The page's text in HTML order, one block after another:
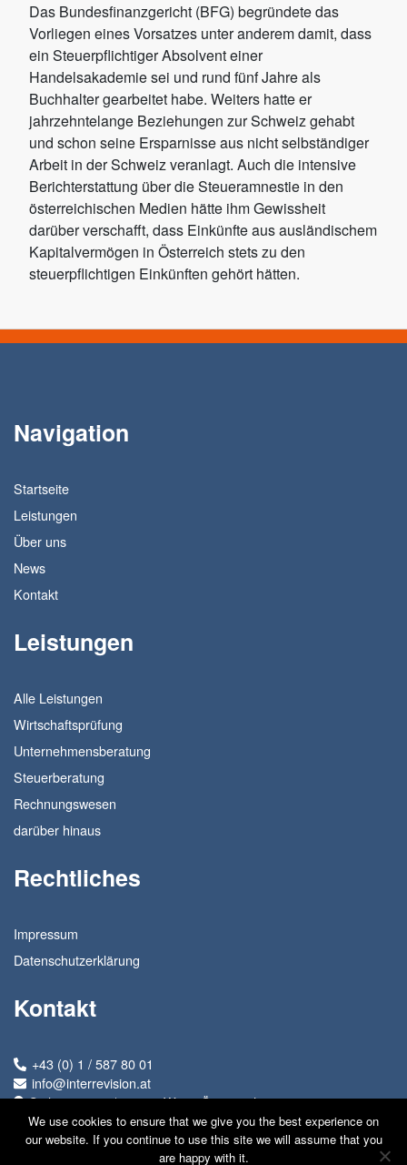
Das Bundesfinanzgericht (BFG) begründete das
Vorliegen eines Vorsatzes unter anderem damit, dass
ein Steuerpflichtiger Absolvent einer
Handelsakademie sei und rund fünf Jahre als
Buchhalter gearbeitet habe. Weiters hatte er
jahrzehntelange Beziehungen zur Schweiz gehabt
und schon seine Ersparnisse aus nicht selbständiger
Arbeit in der Schweiz veranlagt. Auch die intensive
Berichterstattung über die Steueramnestie in den
österreichischen Medien hätte ihm Gewissheit
darüber verschafft, dass Einkünfte aus ausländischem
Kapitalvermögen in Österreich stets zu den
steuerpflichtigen Einkünften gehört hätten.
Navigation
Startseite
Leistungen
Über uns
News
Kontakt
Leistungen
Alle Leistungen
Wirtschaftsprüfung
Unternehmensberatung
Steuerberatung
Rechnungswesen
darüber hinaus
Rechtliches
Impressum
Datenschutzerklärung
Kontakt
+43 (0) 1 / 587 80 01
info@interrevision.at
Seilerstätte 22/6, 1010 Wien, Österreich
We use cookies to ensure that we give you the best experience on
our website. If you continue to use this site we will assume that you
are happy with it.